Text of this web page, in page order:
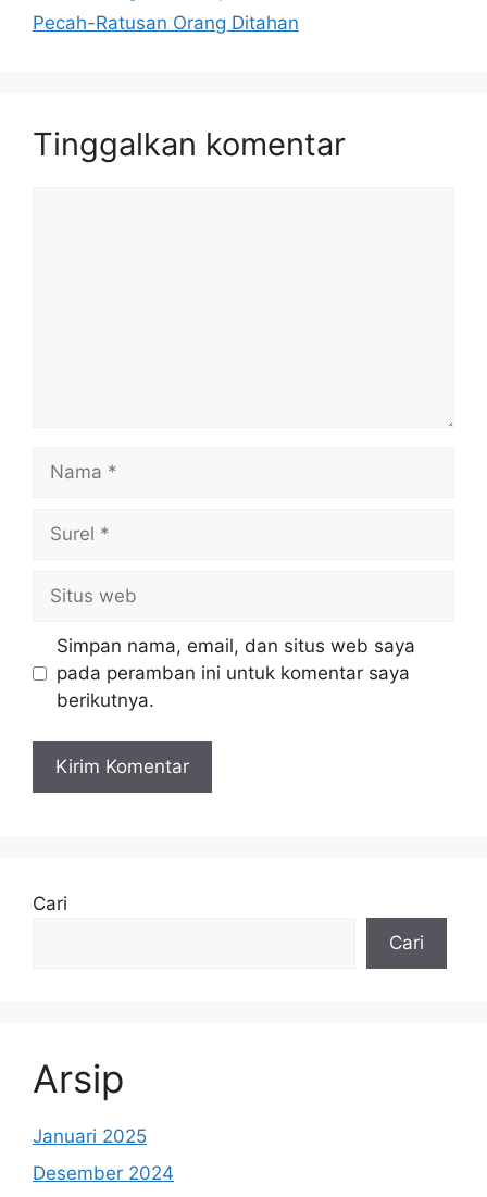
Pecah-Ratusan Orang Ditahan
Tinggalkan komentar
web
Simpan nama, email, dan situs web saya
pada peramban ini untuk komentar saya
berikutnya.
Cari
Cari
Arsip
Januari 2025
Desember 2024